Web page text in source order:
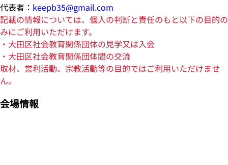
代表者： keepb35@gmail.com
記載の情報については、個人の判断と責任のもと以下の目的の
みにご利用いただけます。
・大田区社会教育関係団体の見学又は入会
・大田区社会教育関係団体間の交流
取材、営利活動、宗教活動等の目的ではご利用いただけませ
ん。
会場情報